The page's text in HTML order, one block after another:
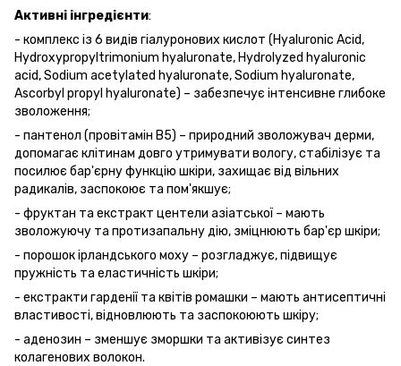
Активні інгредієнти:
- комплекс із 6 видів гіалуронових кислот (Hyaluronic Acid,
Hydroxypropyltrimonium hyaluronate, Hydrolyzed hyaluronic
acid, Sodium acetylated hyaluronate, Sodium hyaluronate,
Ascorbyl propyl hyaluronate) – забезпечує інтенсивне глибоке
зволоження;
- пантенол (провітамін B5) – природний зволожувач дерми,
допомагає клітинам довго утримувати вологу, стабілізує та
посилює бар'єрну функцію шкіри, захищає від вільних
радикалів, заспокоює та пом'якшує;
- фруктан та екстракт центели азіатської – мають
зволожуючу та протизапальну дію, зміцнюють бар'єр шкіри;
- порошок ірландського моху – розгладжує, підвищує
пружність та еластичність шкіри;
- екстракти гарденії та квітів ромашки – мають антисептичні
властивості, відновлюють та заспокоюють шкіру;
- аденозин – зменшує зморшки та активізує синтез
колагенових волокон.